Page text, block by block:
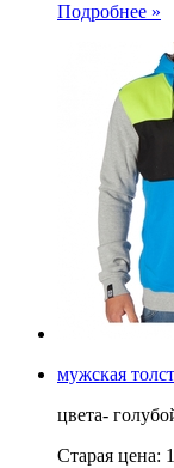
Подробнее »
мужская
цвета-
Старая цена: